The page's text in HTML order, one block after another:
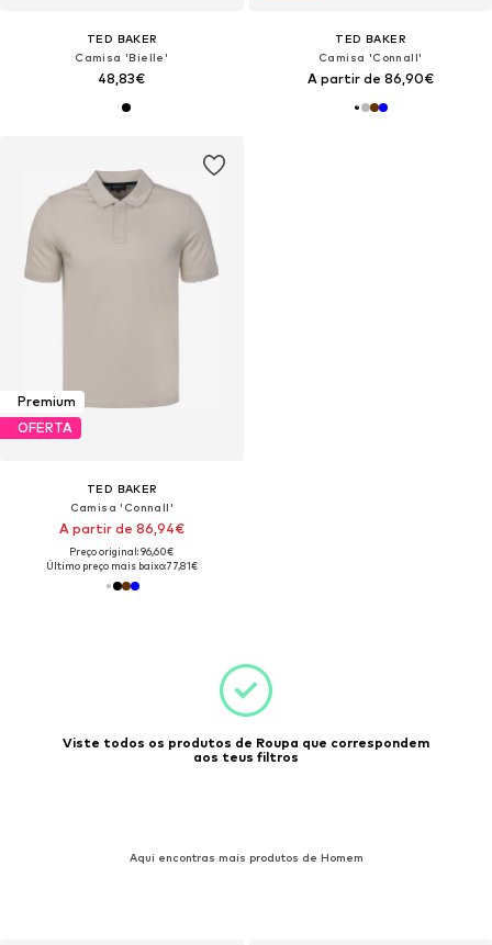
TED BAKER
Camisa 'Bielle'
48,83€
TED BAKER
Camisa 'Connall'
A partir de 86,90€
Premium
OFERTA
TED BAKER
Camisa 'Connall'
A partir de 86,94€
Preço original: 96,60€
Último preço mais baixo:77,81€
Viste todos os produtos de Roupa que correspondem
aos teus filtros
Aqui encontras mais produtos de Homem